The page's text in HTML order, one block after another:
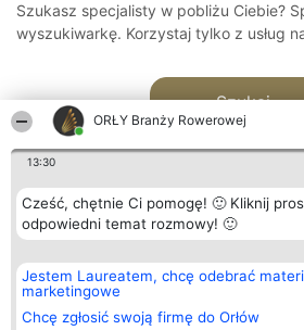
ORŁY Branży Rowerowej
13:30
Cześć, chętnie Ci pomogę! 🙂 Kliknij
odpowiedni temat rozmowy! 🙂
Jestem Laureatem, chcę odebrać
marketingowe
Chcę zgłosić swoją firmę do Orłów
Szukasz specjalisty w pobliżu Ciebie?
wyszukiwarkę. Korzystaj tylko z usług
Szukaj
Organizator plebiscytu
Bright Side Solutions sp. z o.
o. sp. k.
ul. Ruska 22
Wrocław 50-079
Plebiscyt
Laureaci
wszystkich
Laureatów